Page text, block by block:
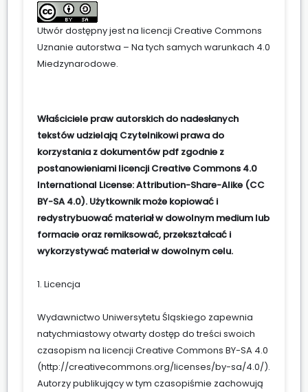
Utwór dostępny jest na licencji Creative Commons
Uznanie autorstwa – Na tych samych warunkach 4.0
Miedzynarodowe.
Właściciele praw autorskich do nadesłanych
tekstów udzielają Czytelnikowi prawa do
korzystania z dokumentów pdf zgodnie z
postanowieniami licencji Creative Commons 4.0
International License: Attribution-Share-Alike (CC
BY-SA 4.0). Użytkownik może kopiować i
redystrybuować materiał w dowolnym medium lub
formacie oraz remiksować, przekształcać i
wykorzystywać materiał w dowolnym celu.
1. Licencja
Wydawnictwo Uniwersytetu Śląskiego zapewnia
natychmiastowy otwarty dostęp do treści swoich
czasopism na licencji Creative Commons BY-SA 4.0
(http://creativecommons.org/licenses/by-sa/4.0/).
Autorzy publikujący w tym czasopiśmie zachowują